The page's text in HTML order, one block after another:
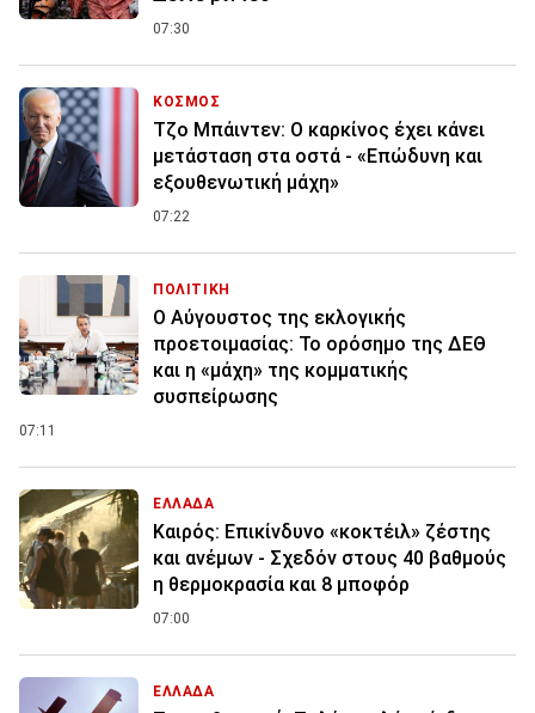
07:30
ΚΟΣΜΟΣ
Τζο Μπάιντεν: Ο καρκίνος έχει κάνει
μετάσταση στα οστά - «Επώδυνη και
εξουθενωτική μάχη»
07:22
ΠΟΛΙΤΙΚΗ
Ο Αύγουστος της εκλογικής
προετοιμασίας: Το ορόσημο της ΔΕΘ
και η «μάχη» της κομματικής
συσπείρωσης
07:11
ΕΛΛΑΔΑ
Καιρός: Επικίνδυνο «κοκτέιλ» ζέστης
και ανέμων - Σχεδόν στους 40 βαθμούς
η θερμοκρασία και 8 μποφόρ
07:00
ΕΛΛΑΔΑ